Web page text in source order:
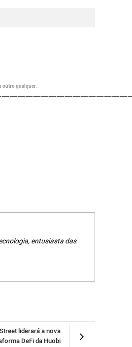
outro qualquer.
entusiasta das
liderará a nova
DeFi da Huobi